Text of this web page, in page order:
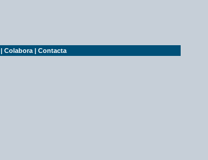
| Colabora | Contacta